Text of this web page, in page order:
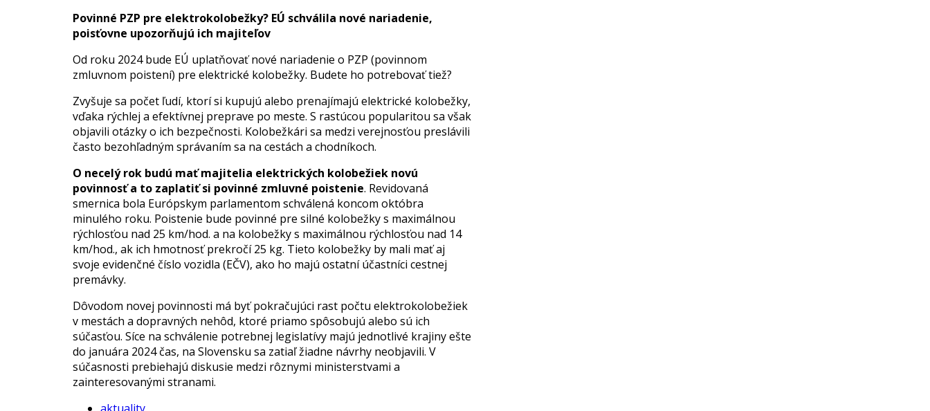
Povinné PZP pre elektrokolobežky? EÚ schválila nové nariadenie,
poisťovne upozorňujú ich majiteľov
Od roku 2024 bude EÚ uplatňovať nové nariadenie o PZP (povinnom
zmluvnom poistení) pre elektrické kolobežky. Budete ho potrebovať tiež?
Zvyšuje sa počet ľudí, ktorí si kupujú alebo prenajímajú elektrické kolobežky,
vďaka rýchlej a efektívnej preprave po meste. S rastúcou popularitou sa však
objavili otázky o ich bezpečnosti. Kolobežkári sa medzi verejnosťou preslávili
často bezohľadným správaním sa na cestách a chodníkoch.
O necelý rok budú mať majitelia elektrických kolobežiek novú
povinnosť a to zaplatiť si povinné zmluvné poistenie. Revidovaná
smernica bola Európskym parlamentom schválená koncom októbra
minulého roku. Poistenie bude povinné pre silné kolobežky s maximálnou
rýchlosťou nad 25 km/hod. a na kolobežky s maximálnou rýchlosťou nad 14
km/hod., ak ich hmotnosť prekročí 25 kg. Tieto kolobežky by mali mať aj
svoje evidenčné číslo vozidla (EČV), ako ho majú ostatní účastníci cestnej
premávky.
Dôvodom novej povinnosti má byť pokračujúci rast počtu elektrokolobežiek
v mestách a dopravných nehôd, ktoré priamo spôsobujú alebo sú ich
súčasťou. Síce na schválenie potrebnej legislatívy majú jednotlivé krajiny ešte
do januára 2024 čas, na Slovensku sa zatiaľ žiadne návrhy neobjavili. V
súčasnosti prebiehajú diskusie medzi rôznymi ministerstvami a
zainteresovanými stranami.